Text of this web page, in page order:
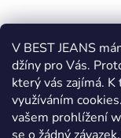
V BEST JEANS
džíny pro Vás.
který vás zajímá.
využíváním
vašem prohlížení